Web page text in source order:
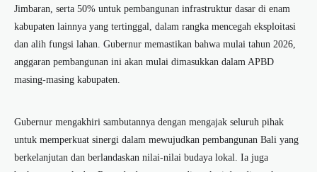
Jimbaran, serta 50% untuk pembangunan infrastruktur dasar di enam
kabupaten lainnya yang tertinggal, dalam rangka mencegah eksploitasi
dan alih fungsi lahan. Gubernur memastikan bahwa mulai tahun 2026,
anggaran pembangunan ini akan mulai dimasukkan dalam APBD
masing-masing kabupaten.
Gubernur mengakhiri sambutannya dengan mengajak seluruh pihak
untuk memperkuat sinergi dalam mewujudkan pembangunan Bali yang
berkelanjutan dan berlandaskan nilai-nilai budaya lokal. Ia juga